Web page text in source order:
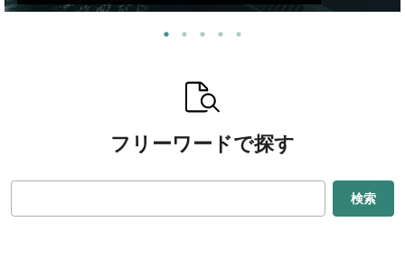
フリーワードで探す
検索